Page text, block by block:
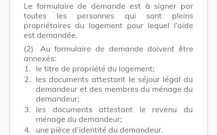
Le formulaire de demande est à signer par
toutes les personnes qui sont pleins
propriétaires du logement pour lequel l’aide
est demandée.
(2)
Au formulaire de demande doivent être
annexés:
1. le titre de propriété du logement;
2. les documents attestant le séjour légal du
demandeur et des membres du ménage du
demandeur;
3. les documents attestant le revenu du
ménage du demandeur;
4. une pièce d’identité du demandeur.